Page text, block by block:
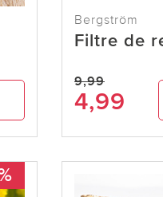
Bergström
Filtre de
9,99
4,99